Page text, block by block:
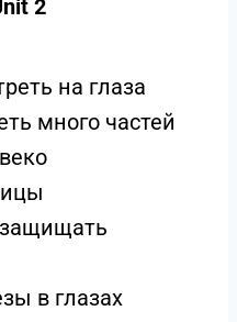
2
на глаза
много частей
в глазах